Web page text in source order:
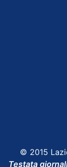
© 2015
Testata